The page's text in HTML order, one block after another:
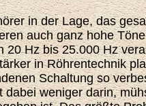
in der Lage, das
auch ganz hohe
Hz bis 25.000 Hz
in Röhrentechnik
Schaltung so
weniger darin,